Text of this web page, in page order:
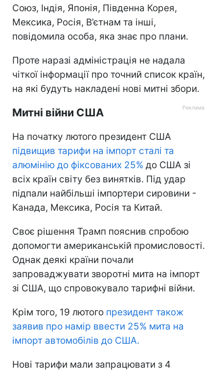
Союз, Індія, Японія, Південна Корея,
Мексика, Росія, В’єтнам та інші,
повідомила особа, яка знає про плани.
Проте наразі адміністрація не надала
чіткої інформації про точний список країн,
на які будуть накладені нові митні збори.
Митні війни США
На початку лютого президент США
підвищив тарифи на імпорт сталі та
алюмінію до фіксованих 25% до США зі
всіх країн світу без винятків. Під удар
підпали найбільші імпортери сировини -
Канада, Мексика, Росія та Китай.
Своє рішення Трамп пояснив спробою
допомогти американській промисловості.
Однак деякі країни почали
запроваджувати зворотні мита на імпорт
зі США, що спровокувало тарифні війни.
Крім того, 19 лютого президент також
заявив про намір ввести 25% мита на
імпорт автомобілів до США.
Нові тарифи мали запрацювати з 4